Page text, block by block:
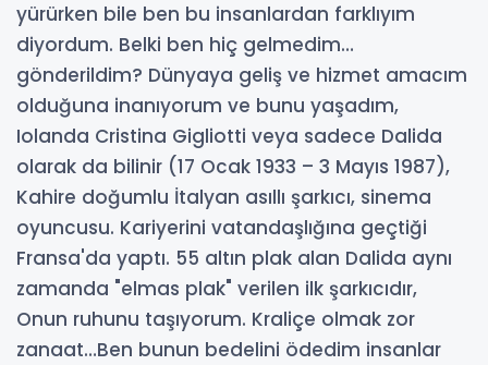
yürürken bile ben bu insanlardan farklıyım
diyordum. Belki ben hiç gelmedim…
gönderildim? Dünyaya geliş ve hizmet amacım
olduğuna inanıyorum ve bunu yaşadım,
Iolanda Cristina Gigliotti veya sadece Dalida
olarak da bilinir (17 Ocak 1933 – 3 Mayıs 1987),
Kahire doğumlu İtalyan asıllı şarkıcı, sinema
oyuncusu. Kariyerini vatandaşlığına geçtiği
Fransa'da yaptı. 55 altın plak alan Dalida aynı
zamanda "elmas plak" verilen ilk şarkıcıdır,
Onun ruhunu taşıyorum. Kraliçe olmak zor
zanaat…Ben bunun bedelini ödedim insanlar